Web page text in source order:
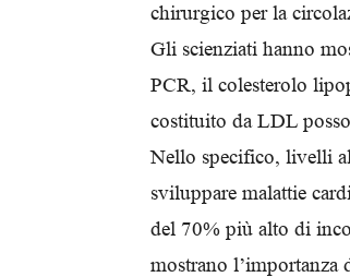
chirurgico per la
Gli scienziati hanno
PCR, il colesterolo
costituito da LDL
Nello specifico, livelli
sviluppare malattie
del 70% più alto di
mostrano l’importanza